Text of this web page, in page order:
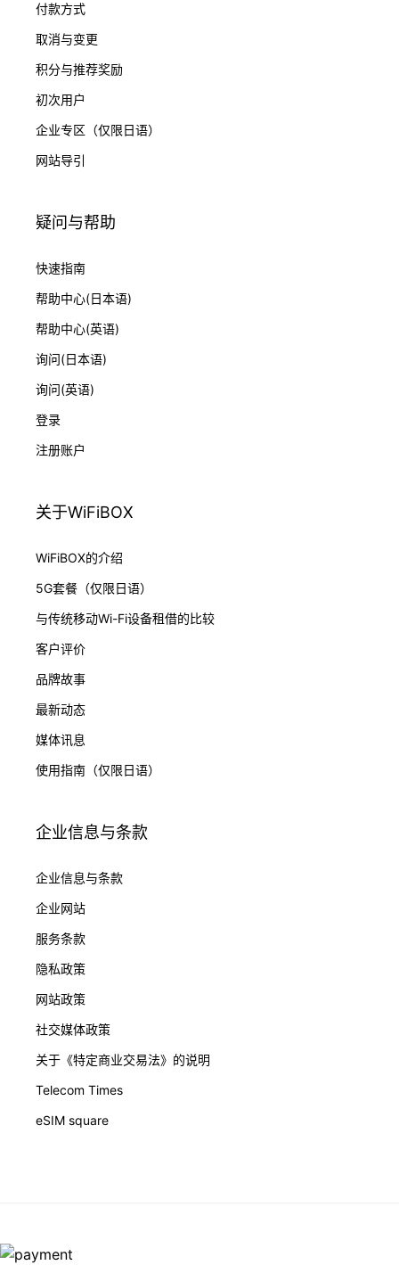
付款方式
取消与变更
积分与推荐奖励
初次用户
企业专区（仅限日语）
网站导引
疑问与帮助
快速指南
帮助中心(日本语)
帮助中心(英语)
询问(日本语)
询问(英语)
登录
注册账户
关于WiFiBOX
WiFiBOX的介绍
5G套餐（仅限日语）
与传统移动Wi-Fi设备租借的比较
客户评价
品牌故事
最新动态
媒体讯息
使用指南（仅限日语）
企业信息与条款
企业信息与条款
企业网站
服务条款
隐私政策
网站政策
社交媒体政策
关于《特定商业交易法》的说明
Telecom Times
eSIM square